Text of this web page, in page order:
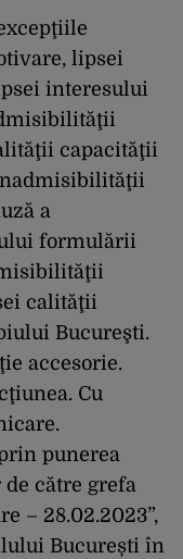
lipsei
interesului
capacităţii
a
formulării
calităţii
Bucureşti.
accesorie.
Cu
punerea
către grefa
– 28.02.2023”,
București în